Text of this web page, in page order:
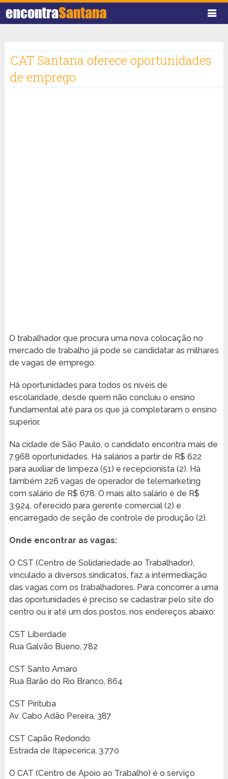
CAT Santana oferece oportunidades
de emprego
O trabalhador que procura uma nova colocação no
mercado de trabalho já pode se candidatar às milhares
de vagas de emprego.
Há oportunidades para todos os níveis de
escolaridade, desde quem não concluiu o ensino
fundamental até para os que já completaram o ensino
superior.
Na cidade de São Paulo, o candidato encontra mais de
7.968 oportunidades. Há salários a partir de R$ 622
para auxiliar de limpeza (51) e recepcionista (2). Há
também 226 vagas de operador de telemarketing
com salário de R$ 678. O mais alto salário é de R$
3.924, oferecido para gerente comercial (2) e
encarregado de seção de controle de produção (2).
Onde encontrar as vagas:
O CST (Centro de Solidariedade ao Trabalhador),
vinculado a diversos sindicatos, faz a intermediação
das vagas com os trabalhadores. Para concorrer a uma
das oportunidades é preciso se cadastrar pelo site do
centro ou ir até um dos postos, nos endereços abaixo:
CST Liberdade
Rua Galvão Bueno, 782
CST Santo Amaro
Rua Barão do Rio Branco, 864
CST Pirituba
Av. Cabo Adão Pereira, 387
CST Capão Redondo
Estrada de Itapecerica, 3.770
O CAT (Centro de Apoio ao Trabalho) é o serviço